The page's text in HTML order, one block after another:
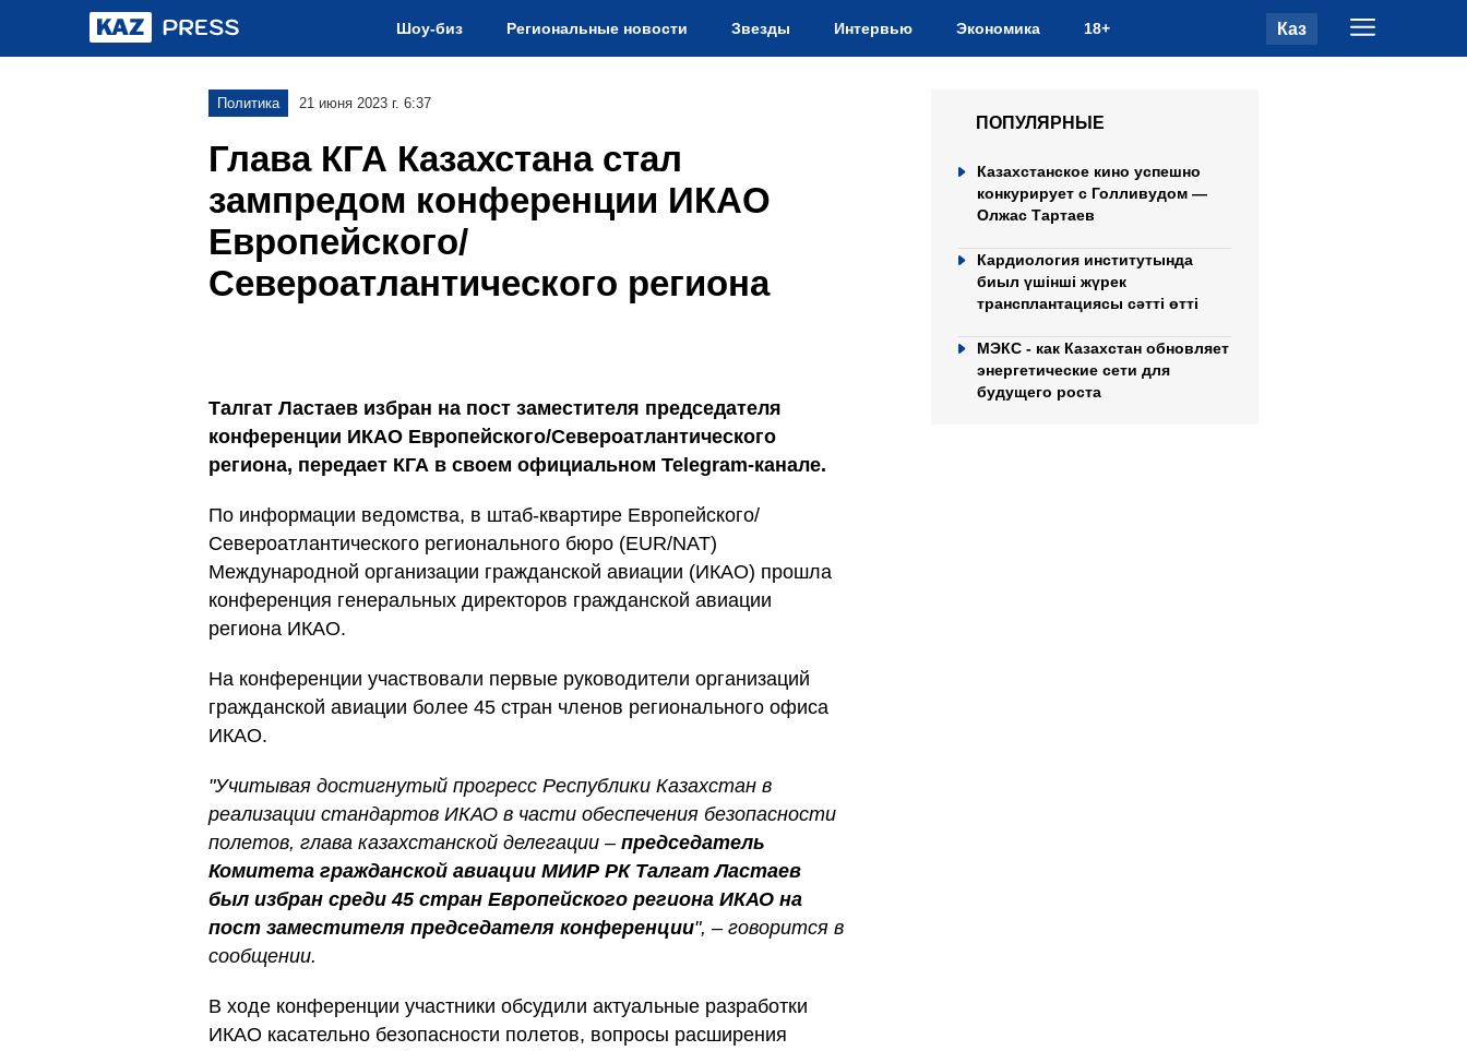
Шоу-биз Региональные новости Звезды Интервью Экономика 18+ Каз
Политика 21 июня 2023 г. 6:37
Глава КГА Казахстана стал
зампредом конференции ИКАО
Европейского/
Североатлантического региона
Талгат Ластаев избран на пост заместителя председателя
конференции ИКАО Европейского/Североатлантического
региона, передает КГА в своем официальном Telegram-канале.
По информации ведомства, в штаб-квартире Европейского/
Североатлантического регионального бюро (EUR/NAT)
Международной организации гражданской авиации (ИКАО) прошла
конференция генеральных директоров гражданской авиации
региона ИКАО.
На конференции участвовали первые руководители организаций
гражданской авиации более 45 стран членов регионального офиса
ИКАО.
"Учитывая достигнутый прогресс Республики Казахстан в
реализации стандартов ИКАО в части обеспечения безопасности
полетов, глава казахстанской делегации – председатель
Комитета гражданской авиации МИИР РК Талгат Ластаев
был избран среди 45 стран Европейского региона ИКАО на
пост заместителя председателя конференции", – говорится в
сообщении.
В ходе конференции участники обсудили актуальные разработки
ИКАО касательно безопасности полетов, вопросы расширения
ПОПУЛЯРНЫЕ
Казахстанское кино успешно
конкурирует с Голливудом —
Олжас Тартаев
Кардиология институтында
биыл үшінші жүрек
трансплантациясы сәтті өтті
МЭКС - как Казахстан обновляет
энергетические сети для
будущего роста